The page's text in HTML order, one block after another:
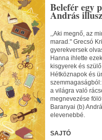
Belefér egy
András
,,Aki megnő, az
marad." Grecsó
gyerekversek
Hanna ihlette
kisgyerek és
Hétköznapok és
a világra való
megnevezése
Baranyai (b)
elevenebbé.
SAJTÓ